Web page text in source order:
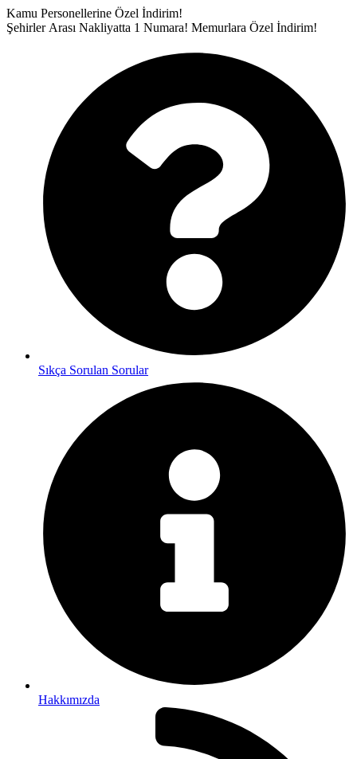
İçeriğe
atla
Kamu Personellerine Özel İndirim!
Şehirler Arası Nakliyatta 1 Numara! Memurlara Özel İndirim!
Sıkça Sorulan Sorular
Hakkımızda